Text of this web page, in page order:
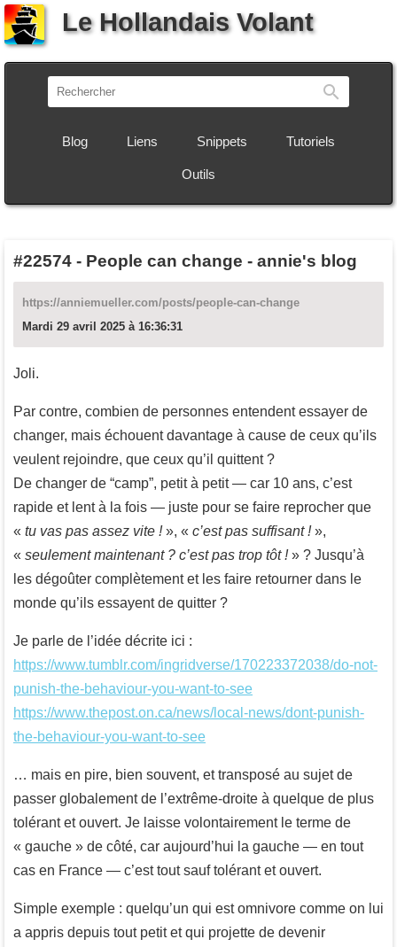
Le Hollandais Volant
Blog Liens Snippets Tutoriels
Outils
#22574 - People can change - annie's blog
https://anniemueller.com/posts/people-can-change
Mardi 29 avril 2025 à 16:36:31
Joli.
Par contre, combien de personnes entendent essayer de
changer, mais échouent davantage à cause de ceux qu’ils
veulent rejoindre, que ceux qu’il quittent ?
De changer de “camp”, petit à petit — car 10 ans, c’est
rapide et lent à la fois — juste pour se faire reprocher que
« tu vas pas assez vite !», « c’est pas suffisant !»,
« seulement maintenant ? c’est pas trop tôt !» ? Jusqu’à
les dégoûter complètement et les faire retourner dans le
monde qu’ils essayent de quitter ?
Je parle de l’idée décrite ici :
https://www.tumblr.com/ingridverse/170223372038/do-not-
punish-the-behaviour-you-want-to-see
https://www.thepost.on.ca/news/local-news/dont-punish-
the-behaviour-you-want-to-see
… mais en pire, bien souvent, et transposé au sujet de
passer globalement de l’extrême-droite à quelque de plus
tolérant et ouvert. Je laisse volontairement le terme de
« gauche » de côté, car aujourd’hui la gauche — en tout
cas en France — c’est tout sauf tolérant et ouvert.
Simple exemple : quelqu’un qui est omnivore comme on lui
a appris depuis tout petit et qui projette de devenir